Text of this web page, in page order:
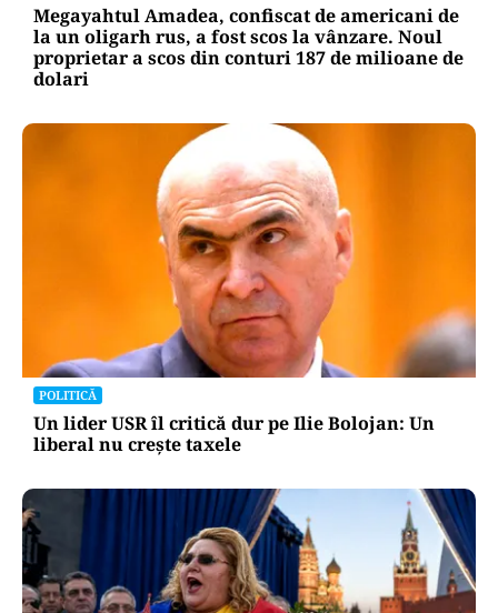
Megayahtul Amadea, confiscat de americani de
la un oligarh rus, a fost scos la vânzare. Noul
proprietar a scos din conturi 187 de milioane de
dolari
POLITICĂ
Un lider USR îl critică dur pe Ilie Bolojan: Un
liberal nu crește taxele